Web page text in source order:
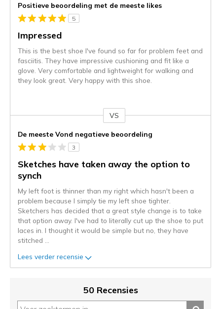
Positieve beoordeling met de meeste likes
5
Impressed
This is the best shoe I've found so far for problem feet and
fasciitis. They have impressive cushioning and fit like a
glove. Very comfortable and lightweight for walking and
they look great. Very happy with this shoe.
content
wordt
momenteel
gemigreerd
naar
niejee
page_id.
kunt
de
status
van
je
deze
VS
De meeste Vond negatieve beoordeling
3
Sketches have taken away the option to
synch
My left foot is thinner than my right which hasn't been a
problem because I simply tie my left shoe tighter.
Sketchers has decided that a great style change is to take
that option away. I've had to literally cut up the shoe to put
laces in. I thought it would be simple but no, they have
stitched
Lees verder recensie
50 Recensies